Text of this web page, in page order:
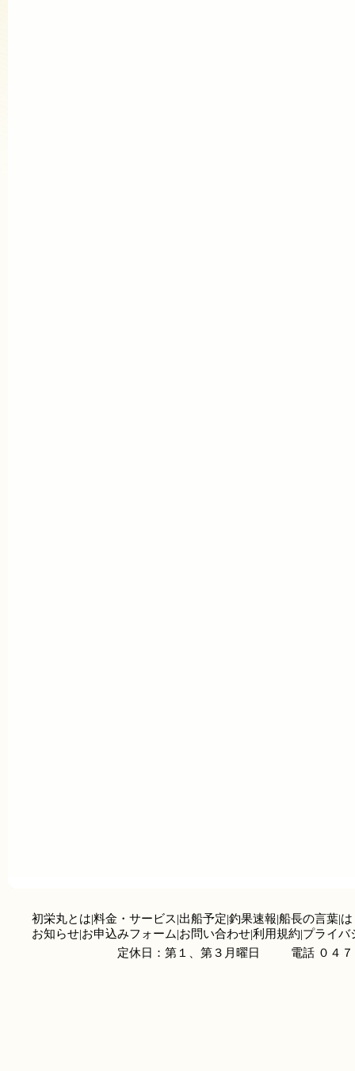
初栄丸とは|料金・サービス|出船予定|釣果速報|船長の言葉|
お知らせ|お申込みフォーム|お問い合わせ|利用規約|プライバ
定休日：第１、第３月曜日
電話 ０４